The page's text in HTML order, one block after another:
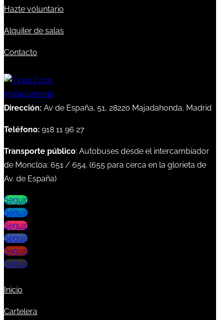
Hazte voluntario
Alquiler de salas
Contacto
Dirección: Av de España, 51, 28220 Majadahonda, Madrid
Teléfono: 918 11 96 27
Transporte público: Autobuses desde el intercambiador
de Moncloa: 651 / 654. (655 para cerca en la glorieta de
Av. de España)
Seguir
Seguir
Seguir
Seguir
Seguir
Seguir
Inicio
Cartelera